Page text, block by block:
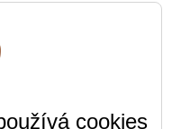
cookies